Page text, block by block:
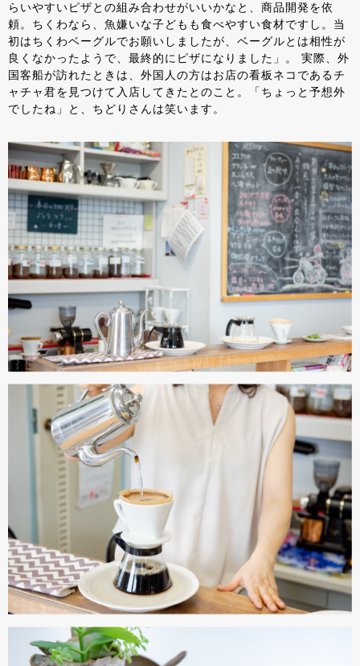
らいやすいピザとの組み合わせがいいかなと、商品開発を依
頼。ちくわなら、魚嫌いな子どもも食べやすい食材ですし。当
初はちくわベーグルでお願いしましたが、ベーグルとは相性が
良くなかったようで、最終的にピザになりました」。 実際、外
国客船が訪れたときは、外国人の方はお店の看板ネコであるチ
ャチャ君を見つけて入店してきたとのこと。「ちょっと予想外
でしたね」と、ちどりさんは笑います。